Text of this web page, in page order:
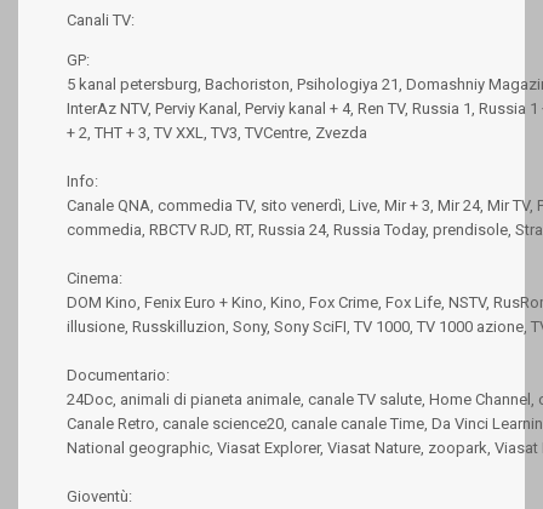
Canali TV:
GP:
5 kanal petersburg, Bachoriston, Psihologiya 21, Domashniy
InterAz NTV, Perviy Kanal, Perviy kanal + 4, Ren TV, Russia 1, Russia
+ 2, THT + 3, TV XXL, TV3, TVCentre, Zvezda
Info:
Canale QNA, commedia TV, sito venerdì, Live, Mir + 3, Mir 24, Mir TV,
commedia, RBCTV RJD, RT, Russia 24, Russia Today, prendisole,
Cinema:
DOM Kino, Fenix Euro + Kino, Kino, Fox Crime, Fox Life, NSTV,
illusione, Russkilluzion, Sony, Sony SciFI, TV 1000, TV 1000 azione,
Documentario:
24Doc, animali di pianeta animale, canale TV salute, Home Channel,
Canale Retro, canale science20, canale canale Time, Da Vinci
National geographic, Viasat Explorer, Viasat Nature, zoopark, Viasat
Gioventù: